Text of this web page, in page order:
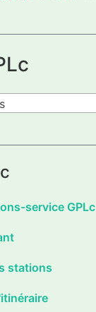
service GPLc
stations